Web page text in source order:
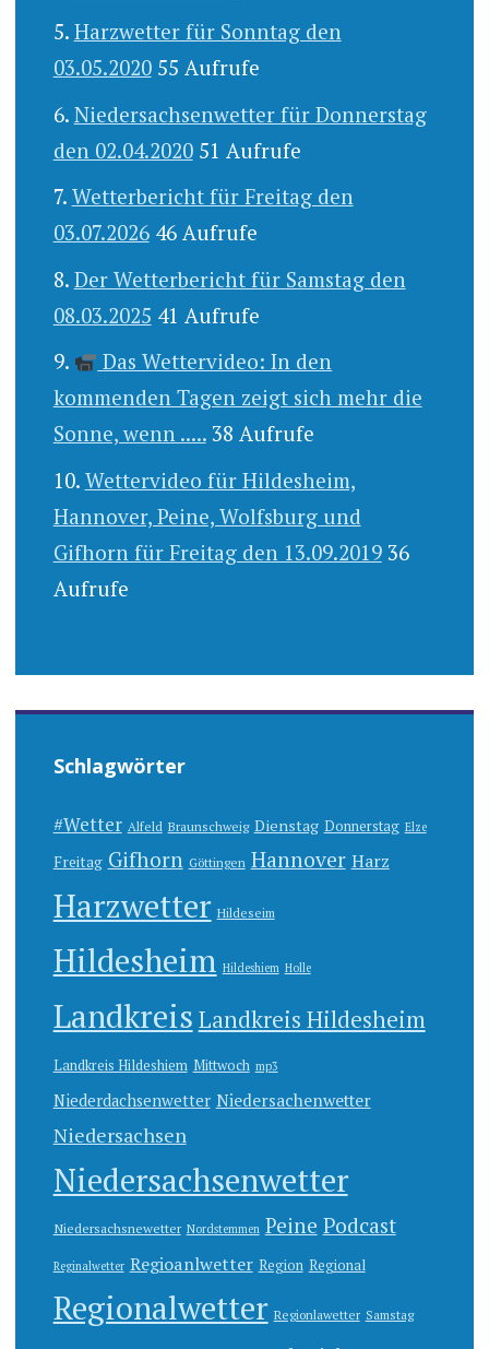
Harzwetter für Sonntag den
03.05.2020 55 Aufrufe
Niedersachsenwetter für Donnerstag
den 02.04.2020 51 Aufrufe
Wetterbericht für Freitag den
03.07.2026 46 Aufrufe
Der Wetterbericht für Samstag den
08.03.2025 41 Aufrufe
Das Wettervideo: In den
kommenden Tagen zeigt sich mehr die
Sonne, wenn ..... 38 Aufrufe
Wettervideo für Hildesheim,
Hannover, Peine, Wolfsburg und
Gifhorn für Freitag den 13.09.2019 36
Aufrufe
Schlagwörter
#Wetter Alfeld Braunschweig Dienstag Donnerstag Elze
Freitag Gifhorn Göttingen Hannover Harz
Harzwetter Hildeseim
Hildesheim Hildeshiem Holle
Landkreis Landkreis Hildesheim
Landkreis Hildeshiem Mittwoch mp3
Niederdachsenwetter Niedersachenwetter
Niedersachsen
Niedersachsenwetter
Niedersachsnewetter Nordstemmen Peine Podcast
Reginalwetter Regioanlwetter Region Regional
Regionalwetter Regionlawetter Samstag